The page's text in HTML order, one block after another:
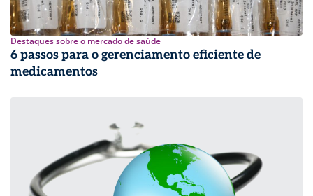
Destaques sobre o mercado de saúde
6 passos para o gerenciamento eficiente de
medicamentos